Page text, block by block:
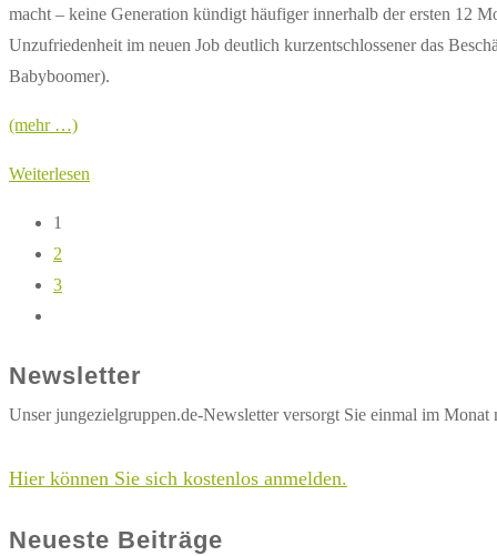
macht – keine Generation kündigt häufiger innerhalb der ersten 12
Unzufriedenheit im neuen Job deutlich kurzentschlossener das
Babyboomer).
(mehr …)
Weiterlesen
fällt
auf
1
2
3
nächsten
Seite
Newsletter
Unser jungezielgruppen.de-Newsletter versorgt Sie einmal im
Hier können Sie sich kostenlos anmelden.
Neueste Beiträge